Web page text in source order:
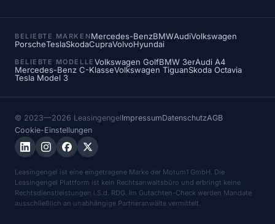
BELIEBTE MARKENMercedes-BenzBMWAudiVolkswagen
PorscheTeslaSkodaCupraVolvoHyundai
BELIEBTE MODELLE Volkswagen GolfBMW 3erAudi A4
Mercedes-Benz C-KlasseVolkswagen TiguanSkoda Octavia
Tesla Model 3
© 2023—2026 LeasingengelImpressumDatenschutzAGB
Cookie-Einstellungen
Leasingengel ist eine eingetragene Marke der Motum1 GmbH. Die
Leasingengel Plattform ist kein Rechtsanwaltsbüro und erbringt keine
Rechtsdienstleistungen i.S.d. RDG. Im Gutachten-Check werden Mandate
ausschließlich an unabhängige Partneranwälte vermittelt.